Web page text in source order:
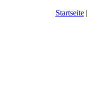
Startseite|